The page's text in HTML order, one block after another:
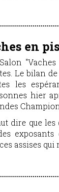
en
Le bilan
les
hier
dire que
exposants
assises qui